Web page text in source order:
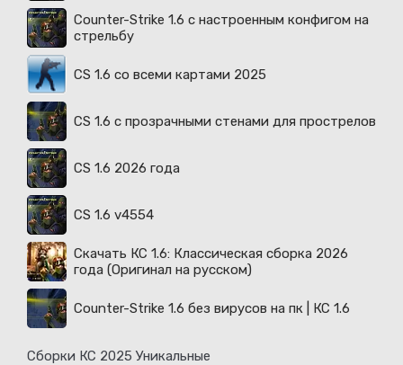
Counter-Strike 1.6 с настроенным конфигом на
стрельбу
CS 1.6 со всеми картами 2025
CS 1.6 с прозрачными стенами для прострелов
CS 1.6 2026 года
CS 1.6 v4554
Скачать КС 1.6: Классическая сборка 2026
года (Оригинал на русском)
Counter-Strike 1.6 без вирусов на пк | КС 1.6
Сборки КС 2025 Уникальные